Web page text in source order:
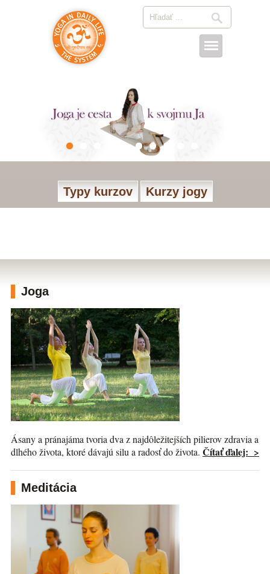
Typy kurzov Kurzy jogy
Joga
Ásany a pránajáma tvoria dva z najdôležitejších pilierov zdravia a
dlhého života, ktoré dávajú silu a radosť do života. Čítať ďalej: >
Meditácia